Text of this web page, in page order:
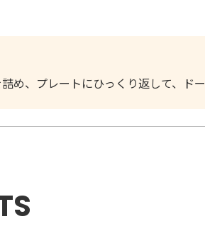
め、プレートにひっくり返して、ド